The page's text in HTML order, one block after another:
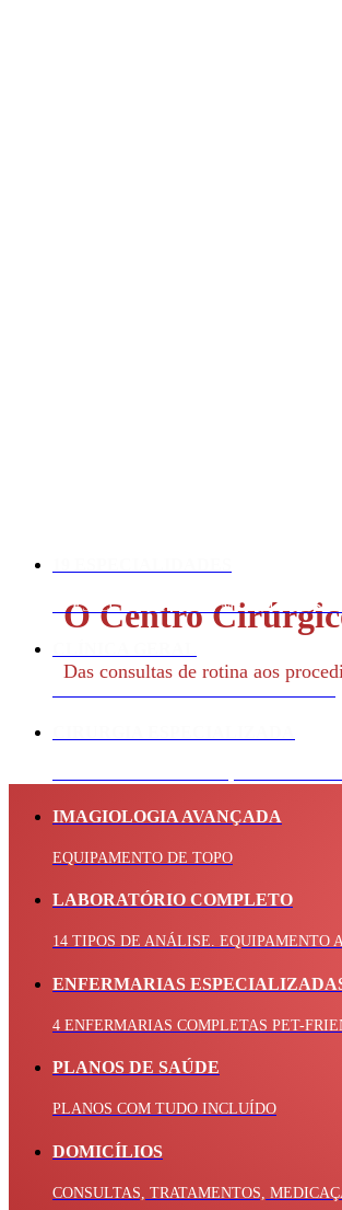
O Centro
Das consultas de rotina aos
19 ESPECIALIDADES E MÉDICOS PÓS-
IMAGIOLOGIA AVANÇADA
EQUIPAMENTO DE TOPO
LABORATÓRIO COMPLETO
14 TIPOS DE ANÁLISE. EQUIPAMENTO
ENFERMARIAS
4 ENFERMARIAS COMPLETAS PET-
PLANOS DE SAÚDE
PLANOS COM TUDO INCLUÍDO
DOMICÍLIOS
CONSULTAS, TRATAMENTOS,